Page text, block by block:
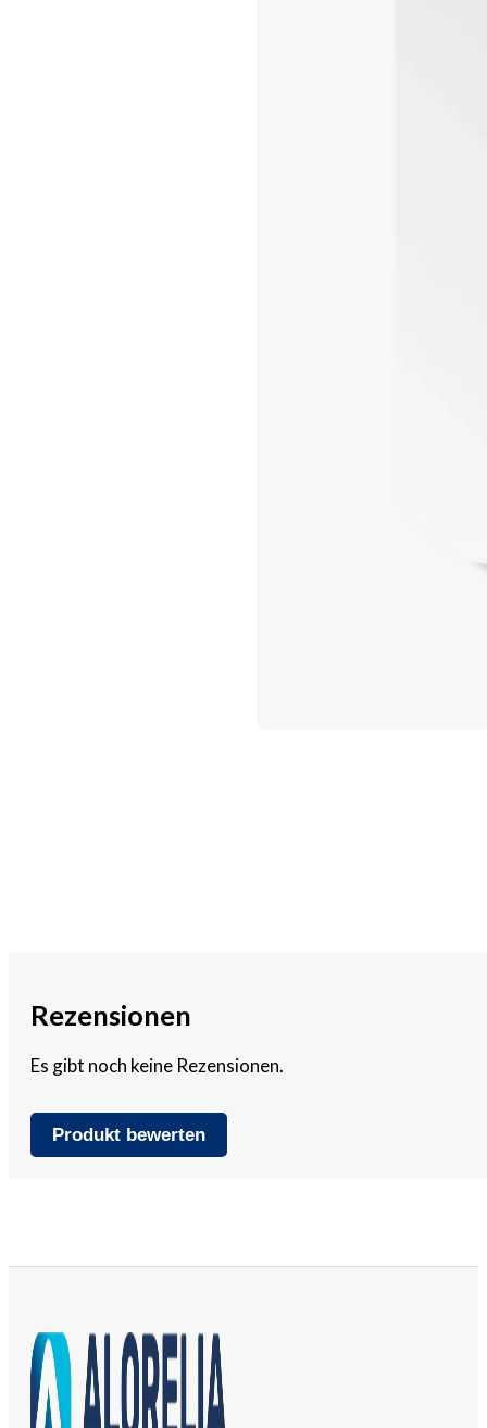
Rezensionen
Es gibt noch keine Rezensionen.
Produkt bewerten